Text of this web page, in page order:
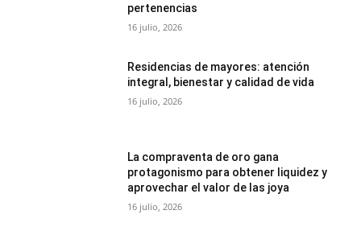
pertenencias
16 julio, 2026
Residencias de mayores: atención
integral, bienestar y calidad de vida
16 julio, 2026
La compraventa de oro gana
protagonismo para obtener liquidez y
aprovechar el valor de las joya
16 julio, 2026